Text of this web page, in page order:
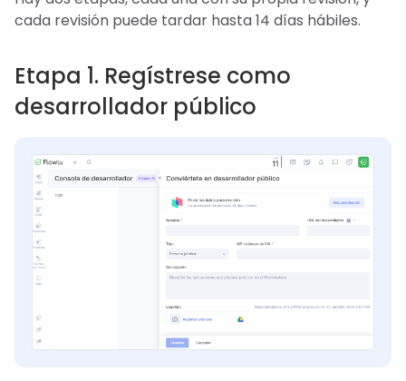
cada revisión puede tardar hasta 14 días hábiles.
Etapa 1. Regístrese como
desarrollador público